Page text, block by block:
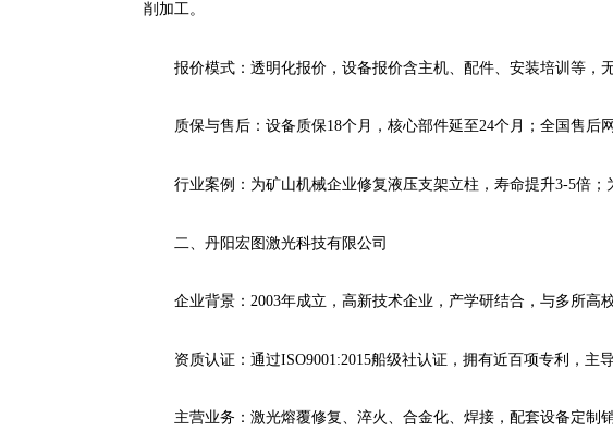
削加工。
报价模式：透明化报价，设备报价含主机、配件、安装培训等，
质保与售后：设备质保18个月，核心部件延至24个月；全国售后
行业案例：为矿山机械企业修复液压支架立柱，寿命提升3-5倍
二、丹阳宏图激光科技有限公司
企业背景：2003年成立，高新技术企业，产学研结合，与多所高
资质认证：通过ISO9001:2015船级社认证，拥有近百项专利，主
主营业务：激光熔覆修复、淬火、合金化、焊接，配套设备定制